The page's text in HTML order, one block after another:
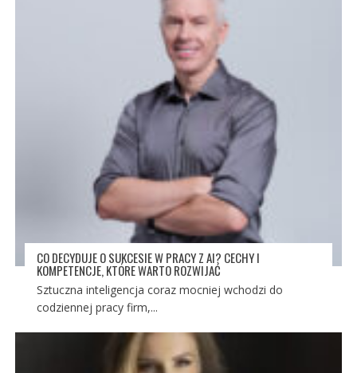
CO DECYDUJE O SUKCESIE W PRACY Z AI? CECHY I
KOMPETENCJE, KTÓRE WARTO ROZWIJAĆ
Sztuczna inteligencja coraz mocniej wchodzi do
codziennej pracy firm,...